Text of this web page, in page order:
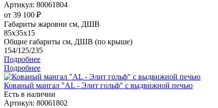
Артикул: 80061804
от 39 100 ₽
Габариты жаровни см, ДШВ
85x35x15
Общие габариты см, ДШВ (по крыше)
154/125/235
Подробнее
Подробнее
Кованый мангал "AL - Элит гольф" с выдвижной печью
Есть в наличии
Артикул: 80061802